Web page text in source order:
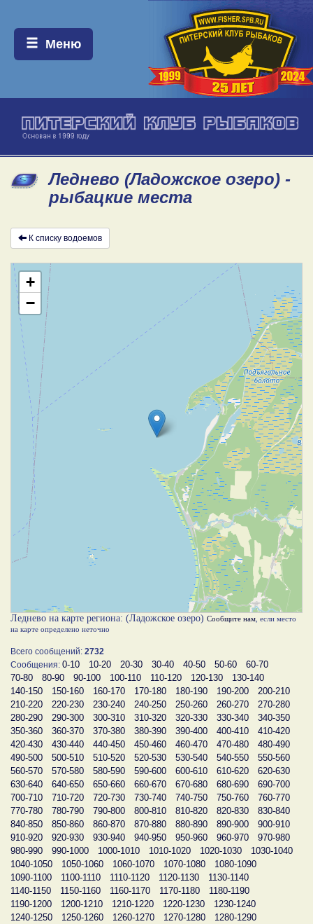
Меню:
Меню
Леднево (Ладожское озеро) -
рыбацкие места
К списку водоемов
+
−
Леднево на карте региона: (Ладожское озеро) Сообщите нам , если место
на карте определено неточно
Всего сообщений: 2732
Сообщения: 0-10 10-20 20-30 30-40 40-50 50-60
60-70
70-80
80-90 90-100 100-110 110-120 120-130
130-140
140-150
150-160 160-170 170-180 180-190 190-200
200-210
210-220
220-230 230-240 240-250 250-260 260-270
270-280
280-290
290-300 300-310 310-320 320-330 330-340
340-350
350-360
360-370 370-380 380-390 390-400 400-410
410-420
420-430
430-440 440-450 450-460 460-470 470-480
480-490
490-500
500-510 510-520 520-530 530-540 540-550
550-560
560-570
570-580 580-590 590-600 600-610 610-620
620-630
630-640
640-650 650-660 660-670 670-680 680-690
690-700
700-710
710-720 720-730 730-740 740-750 750-760
760-770
770-780
780-790 790-800 800-810 810-820 820-830
830-840
840-850
850-860 860-870 870-880 880-890 890-900
900-910
910-920
920-930 930-940 940-950 950-960 960-970
970-980
980-990
990-1000 1000-1010 1010-1020 1020-1030
1030-1040
1040-1050
1050-1060 1060-1070 1070-1080
1080-1090
1090-1100
1100-1110 1110-1120 1120-1130
1130-1140
1140-1150
1150-1160 1160-1170 1170-1180
1180-1190
1190-1200
1200-1210 1210-1220 1220-1230
1230-1240
1240-1250
1250-1260 1260-1270 1270-1280
1280-1290